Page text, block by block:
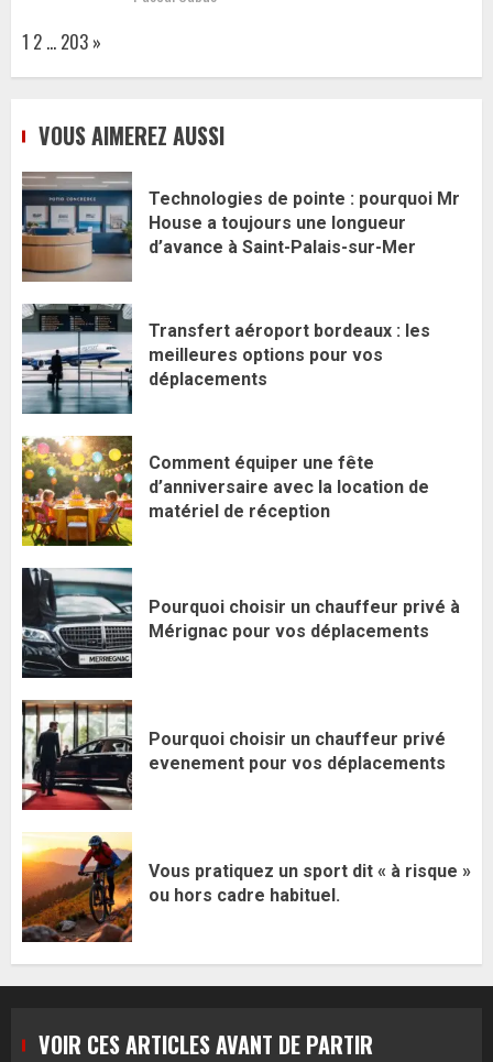
Page:
1 2 … 203 Next
»
VOUS AIMEREZ AUSSI
Technologies de pointe : pourquoi Mr
House a toujours une longueur
d’avance à Saint-Palais-sur-Mer
Transfert aéroport bordeaux : les
meilleures options pour vos
déplacements
Comment équiper une fête
d’anniversaire avec la location de
matériel de réception
Pourquoi choisir un chauffeur privé à
Mérignac pour vos déplacements
Pourquoi choisir un chauffeur privé
evenement pour vos déplacements
Vous pratiquez un sport dit « à risque »
ou hors cadre habituel.
VOIR CES ARTICLES AVANT DE PARTIR